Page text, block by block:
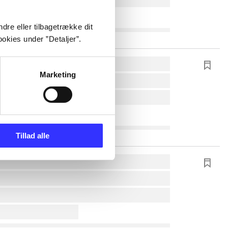
eller tilbagetrække dit
under ”Detaljer”.
Marketing
Tillad alle